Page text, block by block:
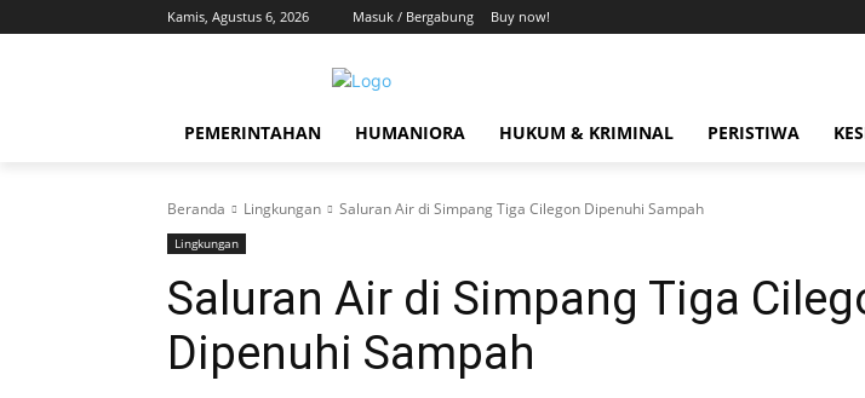
Kamis, Agustus 6, 2026 Masuk / Bergabung Buy now!
PEMERINTAHAN HUMANIORA HUKUM & KRIMINAL PERISTIWA
Beranda Lingkungan Saluran Air di Simpang Tiga Cilegon Dipenuhi Sampah
Lingkungan
Saluran Air di Simpang Tiga
Dipenuhi Sampah